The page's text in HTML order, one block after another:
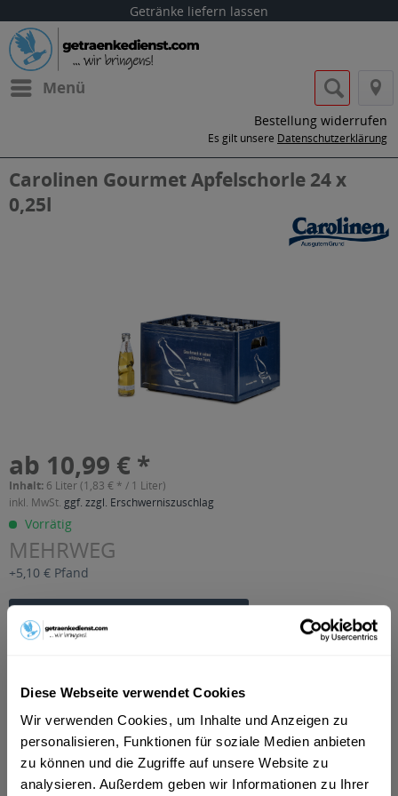
Diese Webseite verwendet Cookies
Wir verwenden Cookies, um Inhalte und Anzeigen zu
personalisieren, Funktionen für soziale Medien anbieten
zu können und die Zugriffe auf unsere Website zu
analysieren. Außerdem geben wir Informationen zu Ihrer
Getränke liefern lassen
Menü
Bestellung widerrufen
Es gilt unsere Datenschutzerklärung
Carolinen Gourmet Apfelschorle 24 x
0,25l
ab 10,99 € *
Inhalt: 6 Liter (1,83 € * / 1 Liter)
inkl. MwSt. ggf. zzgl. Erschwerniszuschlag
Vorrätig
MEHRWEG
+5,10 € Pfand
Verfügbar in:
Bielefeld ,Minden, Detmold,Herford,Bad Salzuflen
Oeynhausen,Bünde,Wunstorf, Lemgo, Löhne,Porta Westfalica
Lage,Barsinghausen,Petershagen ,Ahnsen ,Apelern, Apelern
Apelern, Apelern Groß Hegesdorf, Apelern Kleinhegesdorf,
Apelern Lyhren, Apelern Reinsdorf, Apelern Soldorf, Rodenberg,
Rodenberg Algesdorf, Rodenberg Rodenberg,Auetal, Auetal